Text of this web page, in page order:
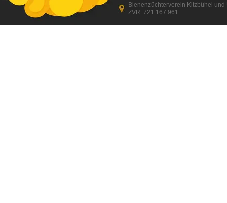
Bienenzüchterverein Kitzbühel und
ZVR: 721 167 961